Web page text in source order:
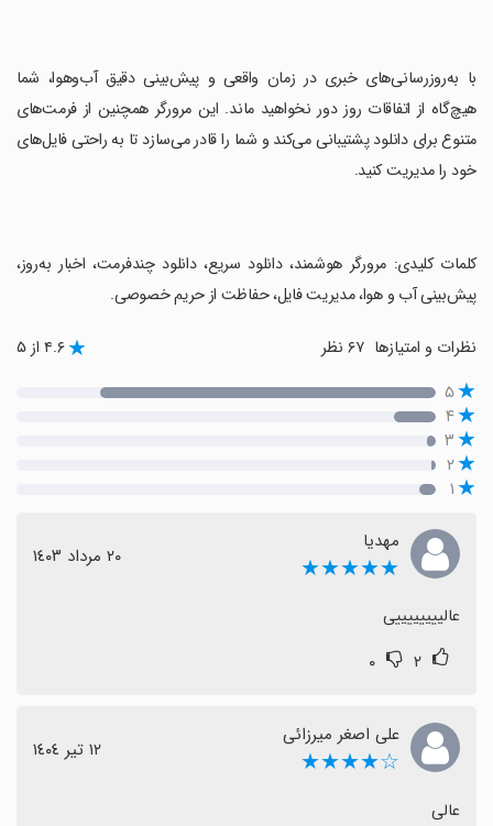
‏با به‌روزرسانی‌های خبری در زمان واقعی و پیش‌بینی دقیق آب‌وهوا، شما
هیچ‌گاه از اتفاقات روز دور نخواهید ماند. این مرورگر همچنین از فرمت‌های
متنوع برای دانلود پشتیبانی می‌کند و شما را قادر می‌سازد تا به راحتی فایل‌های
خود را مدیریت کنید.
‏کلمات کلیدی: مرورگر هوشمند، دانلود سریع، دانلود چندفرمت، اخبار به‌روز،
پیش‌بینی آب و هوا، مدیریت فایل، حفاظت از حریم خصوصی.
نظرات و امتیازها ۴.۶ از ۵
۵
۴
۳
۲
۱
مهدیا
★★★★★ ٢٠ مرداد ١٤٠٣
عالییییییییی
۲ ۰
علی اصغر میرزائی
☆★★★★ ١٢ تیر ١٤٠٤
عالی